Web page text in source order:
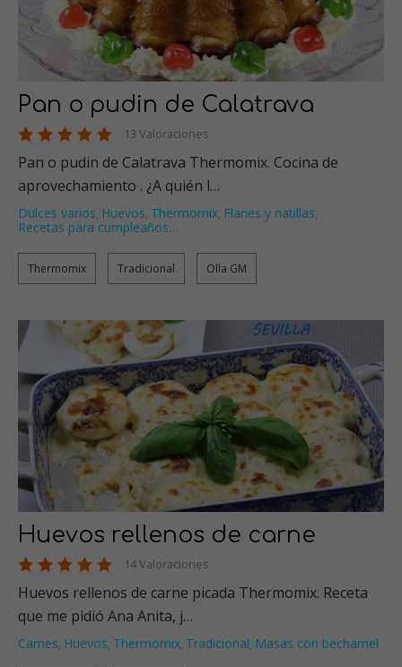
Pan o pudin de Calatrava
13 Valoraciones
Pan o pudin de Calatrava Thermomix. Cocina de
aprovechamiento . ¿A quién l…
Dulces varios, Huevos, Thermomix, Flanes y natillas,
Recetas para cumpleaños…
Thermomix Tradicional Olla GM
Huevos rellenos de carne
14 Valoraciones
Huevos rellenos de carne picada Thermomix. Receta
que me pidió Ana Anita, j…
Carnes, Huevos, Thermomix, Tradicional, Masas con bechamel